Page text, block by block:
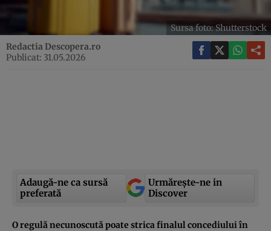
Sursa foto: Shutterstock
Redactia Descopera.ro
Publicat: 31.05.2026
Adaugă-ne ca sursă
preferată
Urmărește-ne in
Discover
O regulă necunoscută poate strica finalul concediului în